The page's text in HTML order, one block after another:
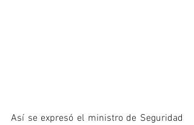
Así se expresó el ministro de Seguridad